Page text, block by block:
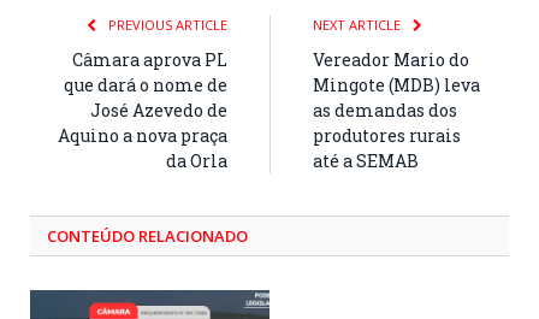
PREVIOUS ARTICLE
Câmara aprova PL
que dará o nome de
José Azevedo de
Aquino a nova praça
da Orla
NEXT ARTICLE
Vereador Mario do
Mingote (MDB) leva
as demandas dos
produtores rurais
até a SEMAB
CONTEÚDO RELACIONADO